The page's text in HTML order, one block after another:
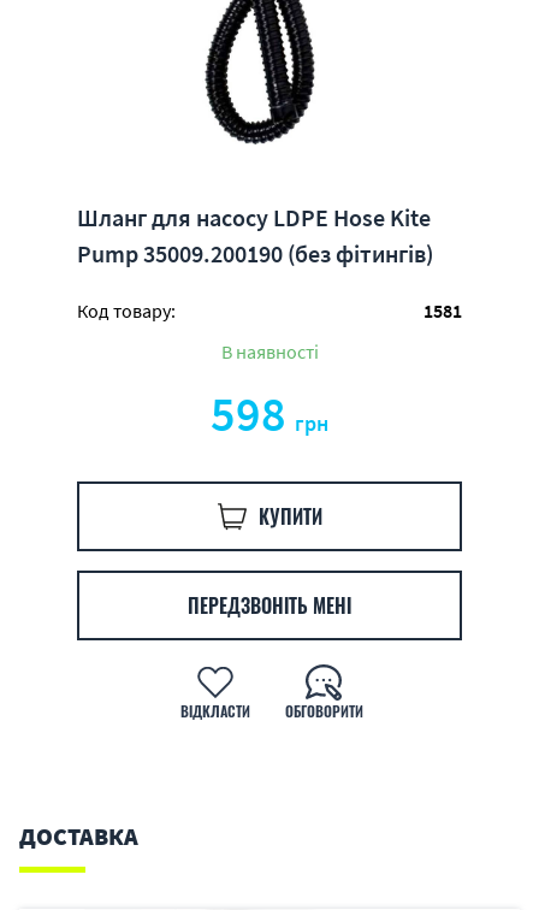
Шланг для насосу LDPE Hose Kite
Pump 35009.200190 (без фітингів)
Код товару:
1581
В наявності
598 грн
КУПИТИ
ПЕРЕДЗВОНІТЬ МЕНІ
ВІДКЛАСТИ ОБГОВОРИТИ
ДОСТАВКА